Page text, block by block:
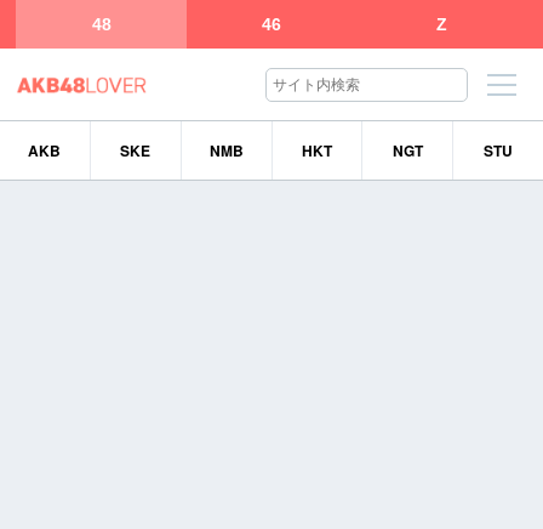
48 46 Z
AKB SKE NMB HKT NGT STU